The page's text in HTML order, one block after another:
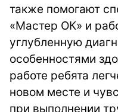
также помогают
«Мастер ОК» и
углубленную
особенностями
работе ребята
новом месте и
при выполнении